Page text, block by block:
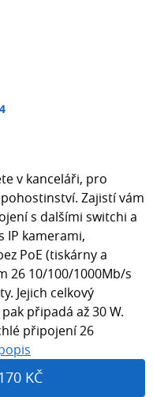
v kanceláři, pro
Zajistí vám
s dalšími switchi a
IP kamerami,
PoE (tiskárny a
26 10/100/1000Mb/s
Jejich celkový
připadá až 30 W.
připojení 26
KČ